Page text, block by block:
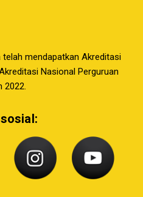
mendapatkan Akreditasi
Nasional Perguruan
2022.